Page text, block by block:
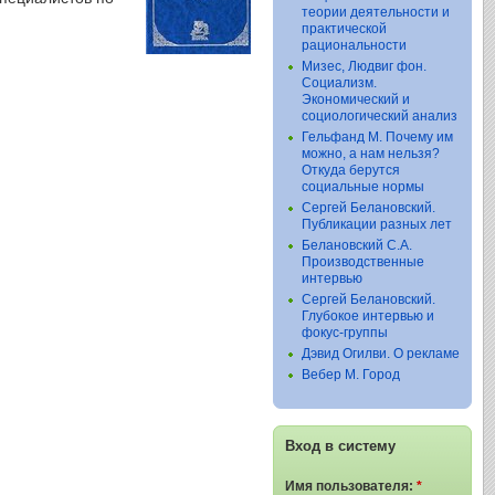
теории деятельности и
практической
рациональности
Мизес, Людвиг фон.
Социализм.
Экономический и
социологический анализ
Гельфанд М. Почему им
можно, а нам нельзя?
Откуда берутся
социальные нормы
Сергей Белановский.
Публикации разных лет
Белановский С.А.
Производственные
интервью
Сергей Белановский.
Глубокое интервью и
фокус-группы
Дэвид Огилви. О рекламе
Вебер М. Город
Вход в систему
Имя пользователя: *